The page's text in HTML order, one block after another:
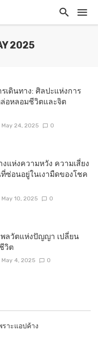
2025
เดินทาง: ศิลปะแห่งการ
อหลอมชีวิตและจิต
May 24, 2025 0
แห่งความหวัง ความเสี่ยง
ซ่อนอยู่ในเงามืดของโชค
May 10, 2025 0
พลวัตแห่งปัญญา เปลี่ยน
วิต
May 4, 2025 0
ราะแอปค้าง